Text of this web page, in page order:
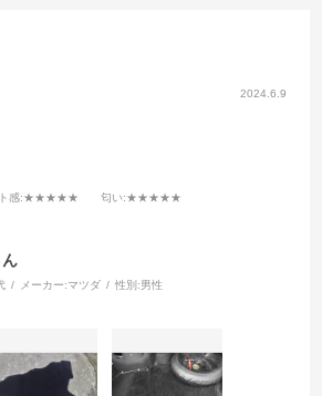
2024.6.9
感:★★★★★ 匂い:★★★★★
メーカー:マツダ 性別:男性